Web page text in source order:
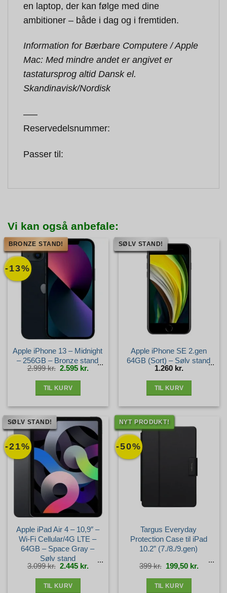
en laptop, der kan følge med dine
ambitioner – både i dag og i fremtiden.
Information for Bærbare Computere / Apple
Mac: Med mindre andet er angivet er
tastatursprog altid Dansk el.
Skandinavisk/Nordisk
—–
Reservedelsnummer:
Passer til:
Vi kan også anbefale:
-13%
BRONZE STAND!
Apple iPhone 13 – Midnight
– 256GB – Bronze stand
2.999kr. Den
oprindelige
pris
2.595 kr. Den
aktuelle
pris
TIL KURV
SØLV STAND!
Apple iPhone SE 2.gen
64GB (Sort) – Sølv stand
1.260 kr.
TIL KURV
-21%
SØLV STAND!
Apple iPad Air 4 – 10,9″ –
Wi-Fi Cellular/4G LTE –
64GB – Space Gray –
Sølv stand
3.099kr. Den
oprindelige
pris
2.445 kr. Den
aktuelle
pris
TIL KURV
-50%
NYT PRODUKT!
Targus Everyday
Protection Case til iPad
10.2” (7./8./9.gen)
399kr. Den
oprindelige
pris
199,50 kr. Den
aktuelle
pris
TIL KURV